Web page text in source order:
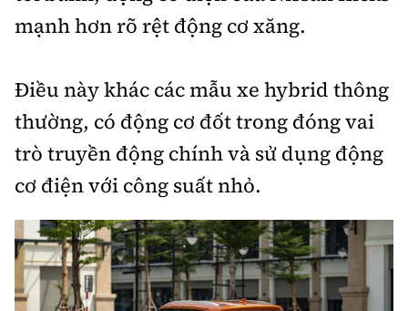
mạnh hơn rõ rệt động cơ xăng.
Điều này khác các mẫu xe hybrid thông
thường, có động cơ đốt trong đóng vai
trò truyền động chính và sử dụng động
cơ điện với công suất nhỏ.